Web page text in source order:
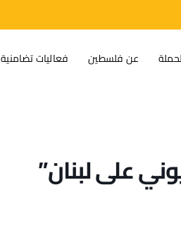
عن فلسطين فعاليات تضامنية
على لبنان”